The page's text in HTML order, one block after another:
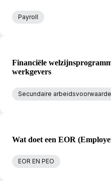
Payroll
Financiële
werkgevers
Secundaire
Wat doet een EOR
EOR EN PEO